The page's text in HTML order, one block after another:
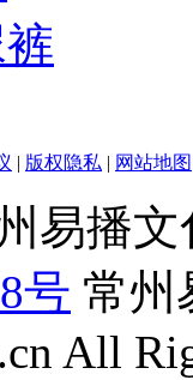
| 版权隐私 | 网站地图
易播
号 常州
All